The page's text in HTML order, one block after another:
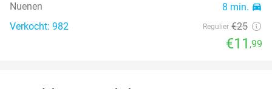
Nuenen 8 min. directions_car
Verkocht: 982 Regulier €25
€11 ,99